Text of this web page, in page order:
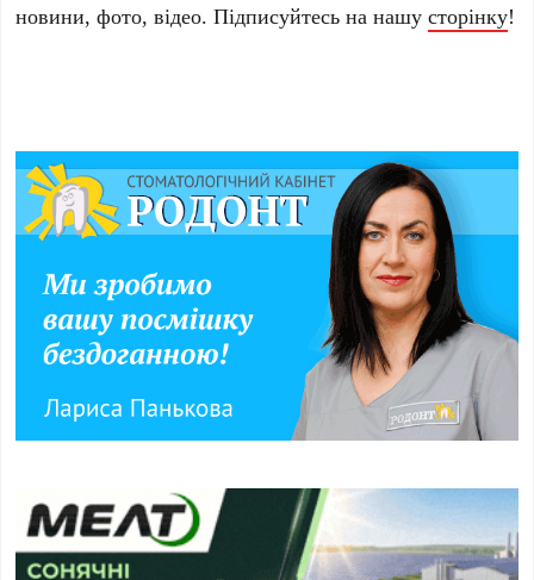
новини, фото, відео. Підписуйтесь на нашусторінку!